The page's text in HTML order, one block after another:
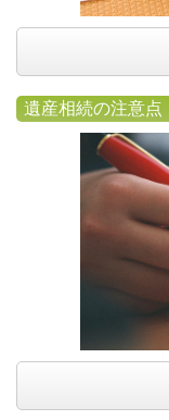
遺産相続の注意点